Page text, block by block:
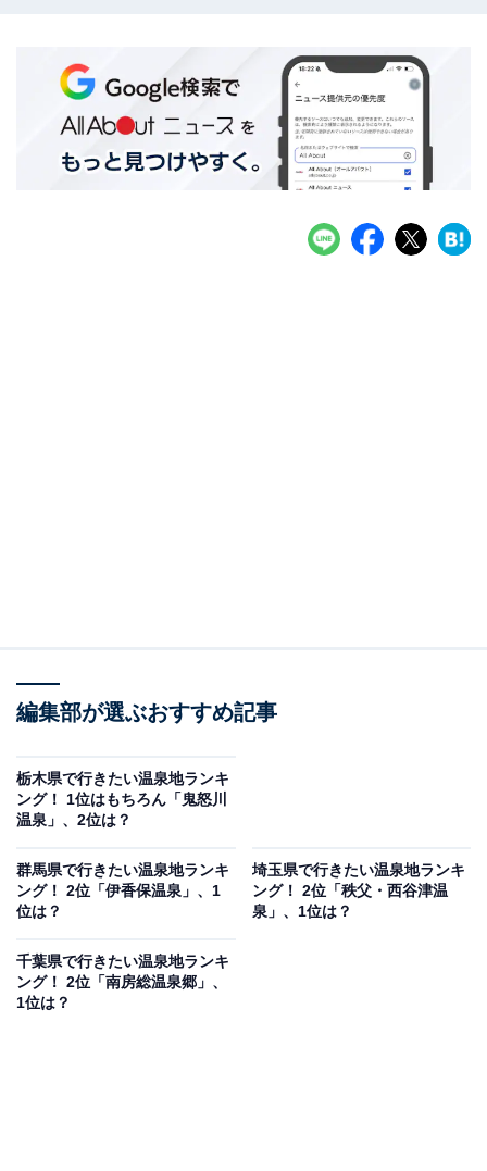
編集部が選ぶおすすめ記事
栃木県で行きたい温泉地ランキ
ング！ 1位はもちろん「鬼怒川
温泉」、2位は？
群馬県で行きたい温泉地ランキ
ング！ 2位「伊香保温泉」、1
位は？
埼玉県で行きたい温泉地ランキ
ング！ 2位「秩父・西谷津温
泉」、1位は？
千葉県で行きたい温泉地ランキ
ング！ 2位「南房総温泉郷」、
1位は？